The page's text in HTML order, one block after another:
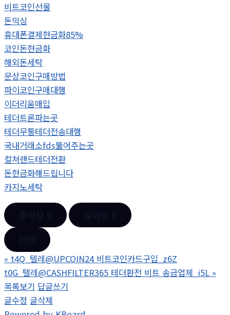
비트코인선물
돈믹싱
휴대폰결제현금화85%
코인돈현금화
해외돈세탁
문상코인구매방법
파이코인구매대행
이더리움매입
테더트론파는곳
테더무통테더전송대행
국내거래소fds뚫어주는곳
컬쳐랜드테더전환
돈현금화해드립니다
카지노세탁
« t4Q_텔레@UPCOIN24 비트코인카드구입_z6Z
t0G_텔레@CASHFILTER365 테더환전 비트 송금업체_i5L »
목록보기 답글쓰기
글수정 글삭제